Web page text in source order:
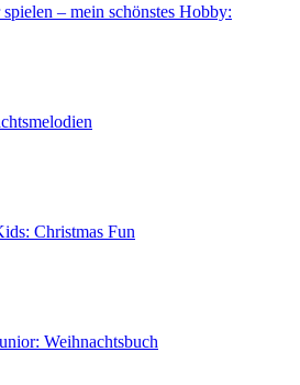
– mein schönstes Hobby:
Christmas Fun
Weihnachtsbuch